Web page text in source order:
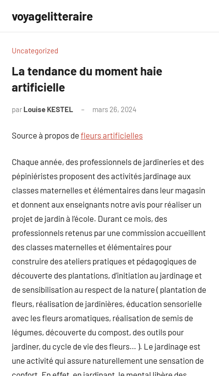
contenu
voyagelitteraire
Uncategorized
La tendance du moment haie
artificielle
par Louise KESTEL mars 26, 2024
Source à propos de fleurs artificielles
Chaque année, des professionnels de jardineries et des
pépiniéristes proposent des activités jardinage aux
classes maternelles et élémentaires dans leur magasin
et donnent aux enseignants notre avis pour réaliser un
projet de jardin à l’école. Durant ce mois, des
professionnels retenus par une commission accueillent
des classes maternelles et élémentaires pour
construire des ateliers pratiques et pédagogiques de
découverte des plantations, d’initiation au jardinage et
de sensibilisation au respect de la nature ( plantation de
fleurs, réalisation de jardinières, éducation sensorielle
avec les fleurs aromatiques, réalisation de semis de
légumes, découverte du compost, des outils pour
jardiner, du cycle de vie des fleurs… ). Le jardinage est
une activité qui assure naturellement une sensation de